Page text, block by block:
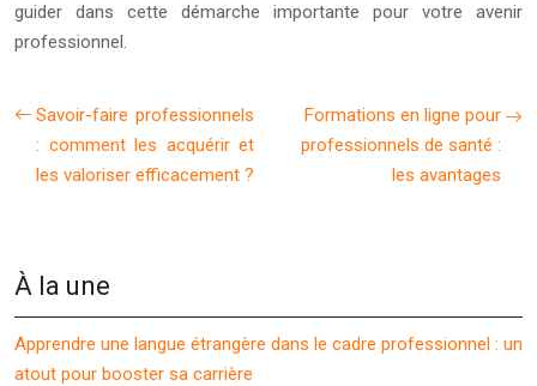
guider dans cette démarche importante pour votre avenir
professionnel.
Savoir-faire professionnels
: comment les acquérir et
les valoriser efficacement ?
Formations en ligne pour
professionnels de santé :
les avantages
À la une
Apprendre une langue étrangère dans le cadre professionnel : un
atout pour booster sa carrière